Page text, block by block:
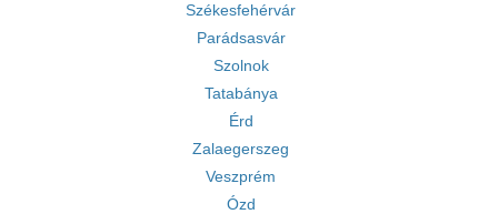
Székesfehérvár
Parádsasvár
Szolnok
Tatabánya
Érd
Zalaegerszeg
Veszprém
Ózd